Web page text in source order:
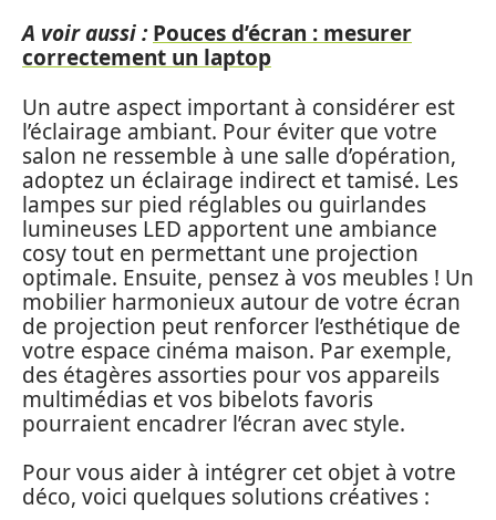
A voir aussi : Pouces d’écran : mesurer
correctement un laptop
Un autre aspect important à considérer est
l’éclairage ambiant. Pour éviter que votre
salon ne ressemble à une salle d’opération,
adoptez un éclairage indirect et tamisé. Les
lampes sur pied réglables ou guirlandes
lumineuses LED apportent une ambiance
cosy tout en permettant une projection
optimale. Ensuite, pensez à vos meubles ! Un
mobilier harmonieux autour de votre écran
de projection peut renforcer l’esthétique de
votre espace cinéma maison. Par exemple,
des étagères assorties pour vos appareils
multimédias et vos bibelots favoris
pourraient encadrer l’écran avec style.
Pour vous aider à intégrer cet objet à votre
déco, voici quelques solutions créatives :